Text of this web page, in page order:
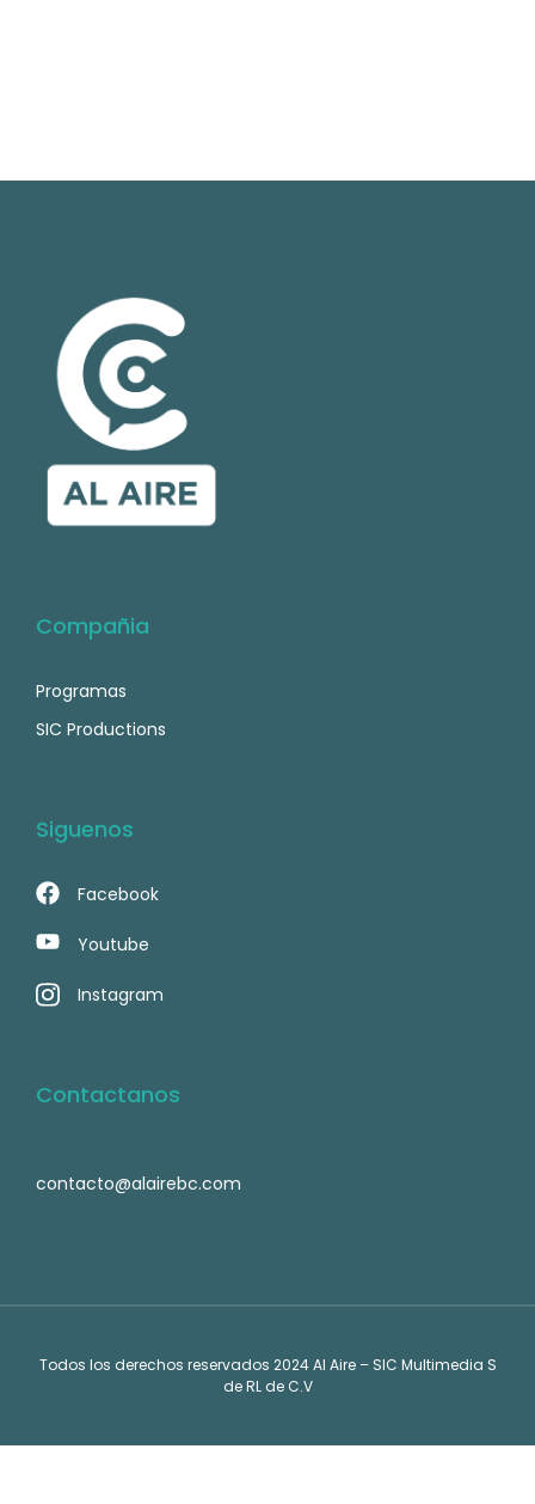
Compañia
Programas
SIC Productions
Siguenos
Facebook
Youtube
Instagram
Contactanos
contacto@alairebc.com
Todos los derechos reservados 2024 Al Aire – SIC Multimedia S
de RL de C.V